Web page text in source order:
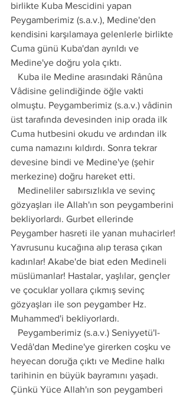
birlikte Kuba Mescidini yapan
Peygamberimiz (s.a.v.), Medine'den
kendisini karşılamaya gelenlerle birlikte
Cuma günü Kuba'dan ayrıldı ve
Medine'ye doğru yola çıktı.
Vâdisine gelindiğinde öğle vakti
olmuştu. Peygamberimiz (s.a.v.) vâdinin
üst tarafında devesinden inip orada ilk
Cuma hutbesini okudu ve ardından ilk
cuma namazını kıldırdı. Sonra tekrar
devesine bindi ve Medine'ye (şehir
merkezine) doğru hareket etti.
gözyaşları ile Allah'ın son peygamberini
bekliyorlardı. Gurbet ellerinde
Peygamber hasreti ile yanan muhacirler!
Yavrusunu kucağına alıp terasa çıkan
kadınlar! Akabe'de biat eden Medineli
müslümanlar! Hastalar, yaşlılar, gençler
ve çocuklar yollara çıkmış sevinç
gözyaşları ile son peygamber Hz.
Muhammed'i bekliyorlardı.
Vedâ'dan Medine'ye girerken coşku ve
heyecan doruğa çıktı ve Medine halkı
tarihinin en büyük bayramını yaşadı.
Çünkü Yüce Allah'ın son peygamberi